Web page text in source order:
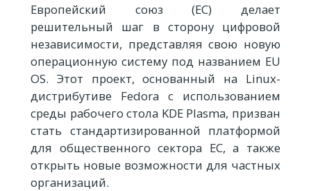
Европейский союз (ЕС) делает
решительный шаг в сторону цифровой
независимости, представляя свою новую
операционную систему под названием EU
OS. Этот проект, основанный на Linux-
дистрибутиве Fedora с использованием
среды рабочего стола KDE Plasma, призван
стать стандартизированной платформой
для общественного сектора ЕС, а также
открыть новые возможности для частных
организаций.